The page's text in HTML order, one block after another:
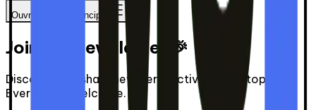
Ouvrir le menu principal
Join our newsletter 🎉
Discover and share new perspectives on all topics.
Everyone is welcome.